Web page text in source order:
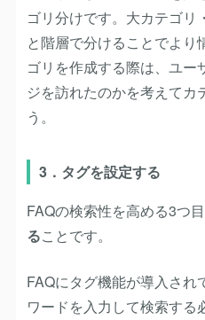
ゴリ分けです。大カテゴリ
と階層で分けることでより
ゴリを作成する際は、ユー
ジを訪れたのかを考えてカ
う。
3．タグを設定する
FAQの検索性を高める3つ目
ることです。
FAQにタグ機能が導入され
ワードを入力して検索する